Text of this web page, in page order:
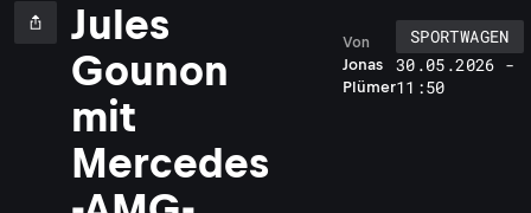
Jules
Gounon
mit
Mercedes
Jonas
Plümer
Von
SPORTWAGEN
30.05.2026 -
11:50